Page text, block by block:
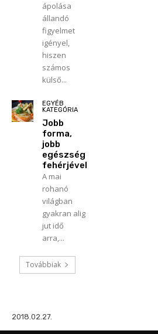
ápolása
állandó
figyelmet
igényel,
hiszen
számos
külső...
EGYÉB
KATEGÓRIA
Jobb
forma,
jobb
egészség
fehérjével
A mai
rohanó
világban
gyakran alig
jut idő
arra,...
Továbbiak
2018.02.27.